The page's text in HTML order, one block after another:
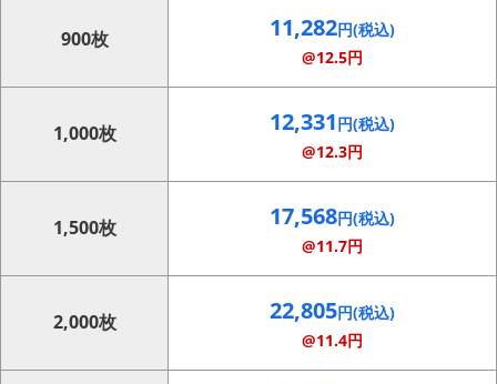
900枚 11,282円(税込)
@12.5円
1,000枚 12,331円(税込)
@12.3円
1,500枚 17,568円(税込)
@11.7円
2,000枚 22,805円(税込)
@11.4円